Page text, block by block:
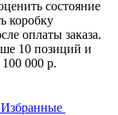
состояние
коробку
оплаты заказа.
10 позиций и
000 р.
Избранные